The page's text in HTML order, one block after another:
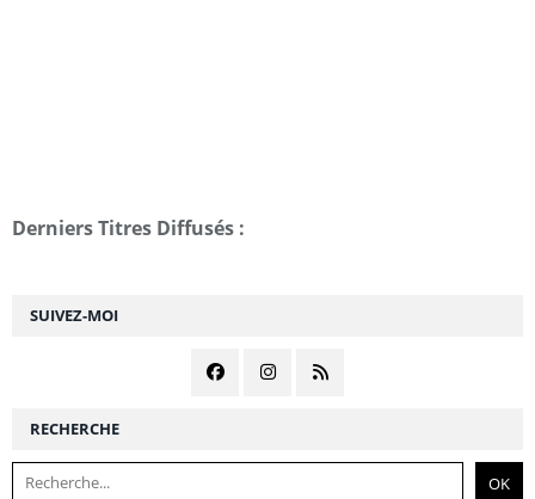
SUIVEZ-MOI
RECHERCHE
Derniers Titres Diffusés :